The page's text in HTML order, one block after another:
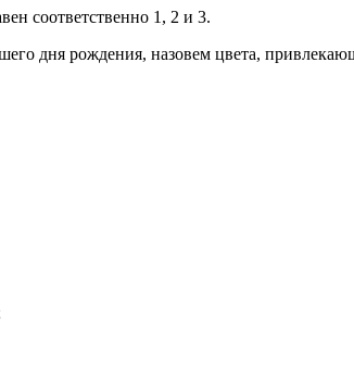
соответственно 1, 2 и 3.
дня рождения, назовем цвета,